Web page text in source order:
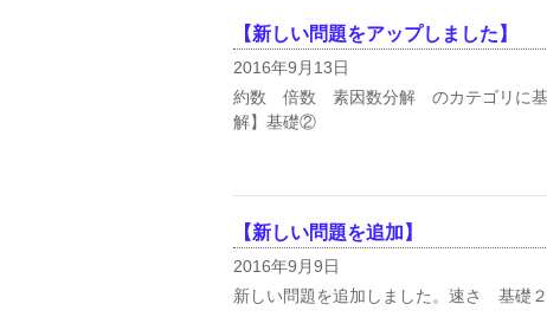
【新しい問題をアップしました】
2016年9月13日
約数 倍数 素因数分解 のカテゴリに基
解】基礎②
【新しい問題を追加】
2016年9月9日
新しい問題を追加しました。速さ 基礎